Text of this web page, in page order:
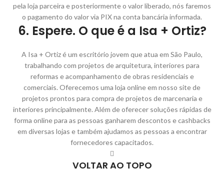
pela loja parceira e posteriormente o valor liberado, nós faremos
o pagamento do valor via PIX na conta bancária informada.
6. Espere. O que é a Isa + Ortiz?
A Isa + Ortiz é um escritório jovem que atua em São Paulo,
trabalhando com projetos de arquitetura, interiores para
reformas e acompanhamento de obras residenciais e
comerciais. Oferecemos uma loja online em nosso site de
projetos prontos para compra de projetos de marcenaria e
interiores principalmente. Além de oferecer soluções rápidas de
forma online para as pessoas ganharem descontos e cashbacks
em diversas lojas e também ajudamos as pessoas a encontrar
fornecedores capacitados.
VOLTAR AO TOPO